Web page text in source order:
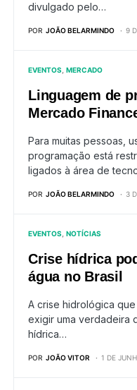
divulgado pelo…
POR JOÃO BELARMINDO 9
EVENTOS MERCADO
Linguagem de
Mercado
Para muitas pessoas,
programação está
ligados à área de
POR JOÃO BELARMINDO 3
EVENTOS NOTÍCIAS
Crise hídrica
água no Brasil
A crise hidrológica
exigir uma verdadeira
hídrica…
POR JOÃO VITOR 1 DE